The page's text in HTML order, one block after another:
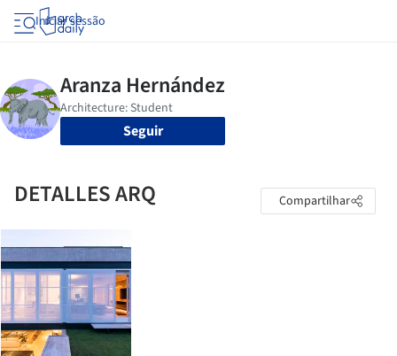
Iniciar sessão
Seguir
DETALLES ARQ Compartilhar